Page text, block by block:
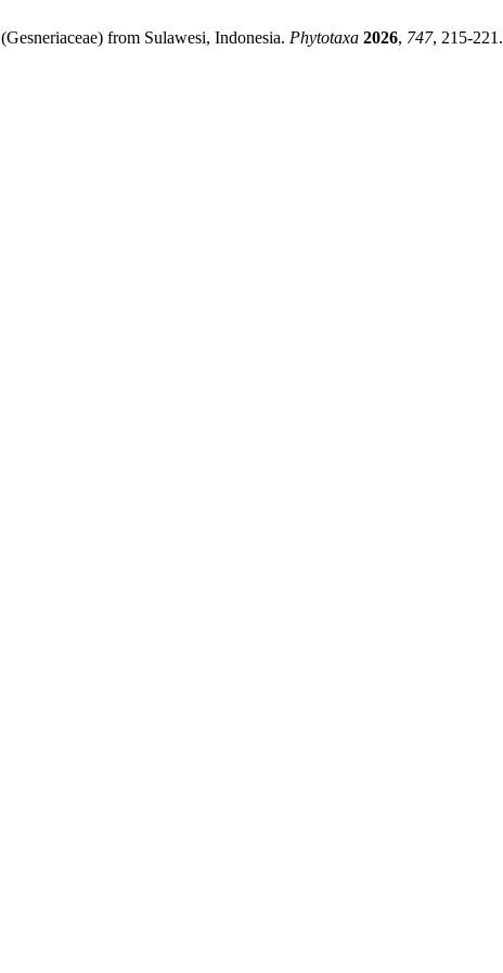
(Gesneriaceae) from Sulawesi, Indonesia. Phytotaxa 2026, 747, 215-221.